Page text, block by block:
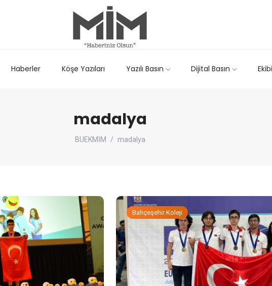
Haberler Köşe Yazıları Yazılı Basın Dijital Basın
madalya
BUEKMİM madalya
Bahçeşehir Koleji